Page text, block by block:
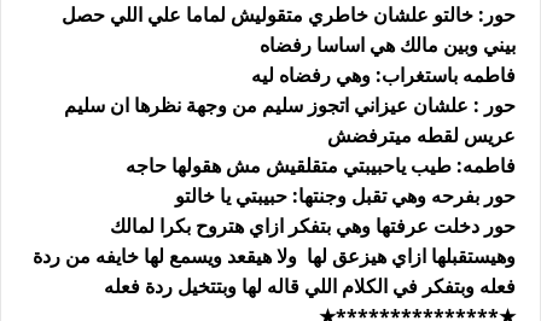
حور: خالتو علشان خاطري متقوليش لماما علي اللي حصل
بيني وبين مالك هي اساسا رفضاه
فاطمه باستغراب: وهي رفضاه ليه
حور : علشان عيزاني اتجوز سليم من وجهة نظرها ان سليم
عريس لقطه ميترفضش
فاطمه: طيب ياحبيبتي متقلقيش مش هقولها حاجه
حور بفرحه وهي تقبل وجنتها: حبيبتي يا خالتو
حور دخلت عرفتها وهي بتفكر ازاي هتروح بكرا لمالك
وهيستقبلها ازاي هيزعق لها ولا هيقعد ويسمع لها خايفه من ردة
فعله وبتفكر في الكلام اللي قاله لها وبتتخيل ردة فعله